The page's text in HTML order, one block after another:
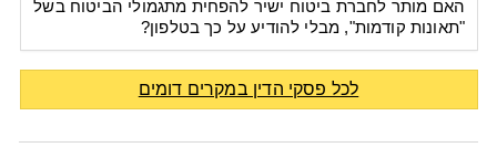
האם מותר לחברת ביטוח ישיר להפחית מתגמולי הביטוח בשל
"תאונות קודמות", מבלי להודיע על כך בטלפון?
לכל פסקי הדין במקרים דומים